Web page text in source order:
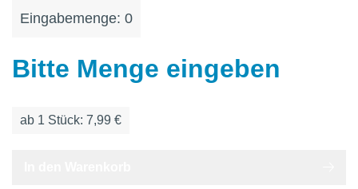
Eingabemenge: 0
Bitte Menge eingeben
ab 1 Stück: 7,99 €